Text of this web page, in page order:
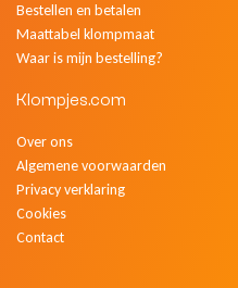
Bestellen en betalen
Maattabel klompmaat
Waar is mijn bestelling?
Klompjes.com
Over ons
Algemene voorwaarden
Privacy verklaring
Cookies
Contact